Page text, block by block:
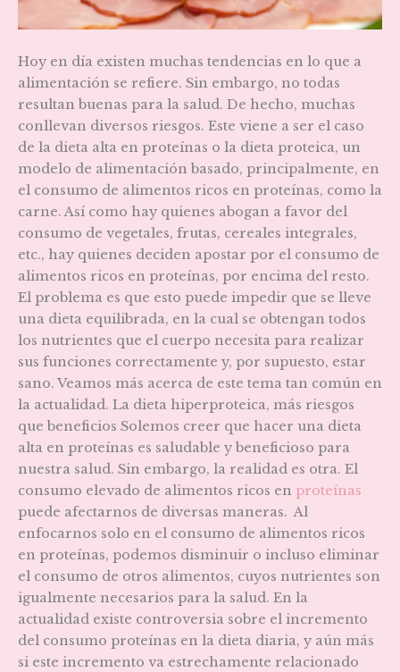
Hoy en día existen muchas tendencias en lo que a
alimentación se refiere. Sin embargo, no todas
resultan buenas para la salud. De hecho, muchas
conllevan diversos riesgos. Este viene a ser el caso
de la dieta alta en proteínas o la dieta proteica, un
modelo de alimentación basado, principalmente, en
el consumo de alimentos ricos en proteínas, como la
carne. Así como hay quienes abogan a favor del
consumo de vegetales, frutas, cereales integrales,
etc., hay quienes deciden apostar por el consumo de
alimentos ricos en proteínas, por encima del resto.
El problema es que esto puede impedir que se lleve
una dieta equilibrada, en la cual se obtengan todos
los nutrientes que el cuerpo necesita para realizar
sus funciones correctamente y, por supuesto, estar
sano. Veamos más acerca de este tema tan común en
la actualidad. La dieta hiperproteica, más riesgos
que beneficios Solemos creer que hacer una dieta
alta en proteínas es saludable y beneficioso para
nuestra salud. Sin embargo, la realidad es otra. El
consumo elevado de alimentos ricos en proteínas
puede afectarnos de diversas maneras. Al
enfocarnos solo en el consumo de alimentos ricos
en proteínas, podemos disminuir o incluso eliminar
el consumo de otros alimentos, cuyos nutrientes son
igualmente necesarios para la salud. En la
actualidad existe controversia sobre el incremento
del consumo proteínas en la dieta diaria, y aún más
si este incremento va estrechamente relacionado